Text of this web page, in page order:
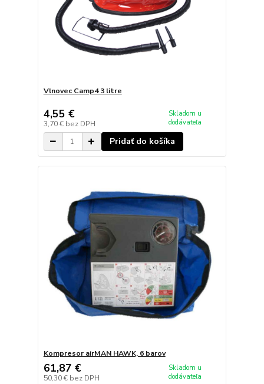
Vlnovec Camp4 3 litre
4,55 €
3,70 € bez DPH
Skladom u
dodávateľa
Pridať do košíka
Kompresor airMAN HAWK, 6 barov
61,87 €
50,30 € bez DPH
Skladom u
dodávateľa